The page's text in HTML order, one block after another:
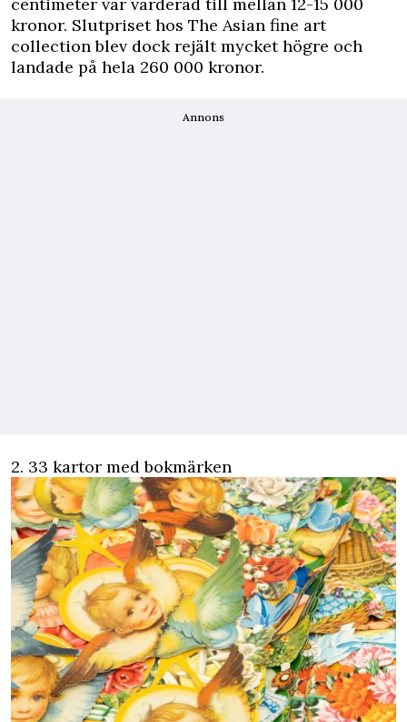
kronor. Slutpriset hos The Asian fine art
collection blev dock rejält mycket högre och
landade på hela 260 000 kronor.
Annons
2. 33 kartor med bokmärken